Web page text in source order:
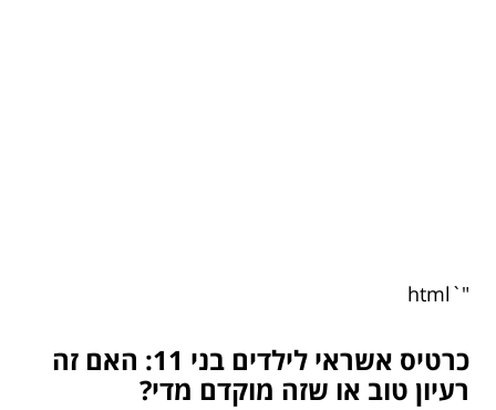
"`html
כרטיס אשראי לילדים בני 11: האם זה
רעיון טוב או שזה מוקדם מדי?